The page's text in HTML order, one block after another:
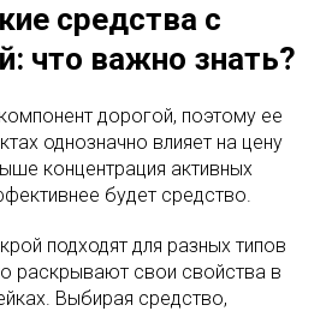
средства с
что важно знать?
дорогой, поэтому ее
однозначно влияет на цену
концентрация активных
будет средство.
подходят для разных типов
раскрывают свои свойства в
Выбирая средство,